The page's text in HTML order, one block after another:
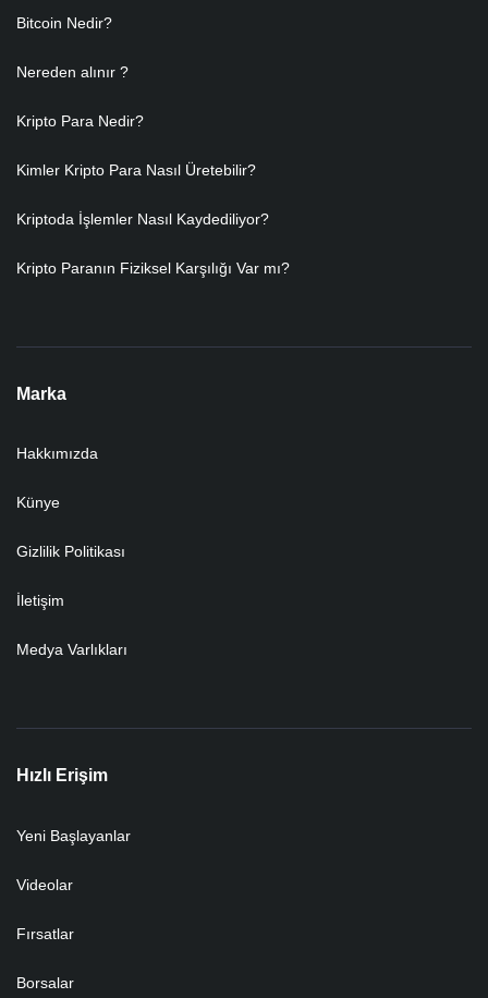
Bitcoin Nedir?
Nereden alınır ?
Kripto Para Nedir?
Kimler Kripto Para Nasıl Üretebilir?
Kriptoda İşlemler Nasıl Kaydediliyor?
Kripto Paranın Fiziksel Karşılığı Var mı?
Marka
Hakkımızda
Künye
Gizlilik Politikası
İletişim
Medya Varlıkları
Hızlı Erişim
Yeni Başlayanlar
Videolar
Fırsatlar
Borsalar